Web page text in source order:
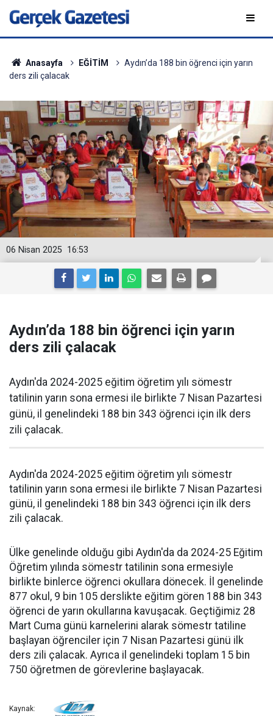
Anasayfa EĞİTİM
Aydın’da 188 bin öğrenci için yarın
ders zili çalacak
16:53
06 Nisan 2025
Aydın’da 188 bin öğrenci için yarın
ders zili çalacak
Aydın'da 2024-2025 eğitim öğretim yılı sömestr
tatilinin yarın sona ermesi ile birlikte 7 Nisan Pazartesi
günü, il genelindeki 188 bin 343 öğrenci için ilk ders
zili çalacak.
Aydın'da 2024-2025 eğitim öğretim yılı sömestr
tatilinin yarın sona ermesi ile birlikte 7 Nisan Pazartesi
günü, il genelindeki 188 bin 343 öğrenci için ilk ders
zili çalacak.
Ülke genelinde olduğu gibi Aydın'da da 2024-25 Eğitim
Öğretim yılında sömestr tatilinin sona ermesiyle
birlikte binlerce öğrenci okullara dönecek. İl genelinde
877 okul, 9 bin 105 derslikte eğitim gören 188 bin 343
öğrenci de yarın okullarına kavuşacak. Geçtiğimiz 28
Mart Cuma günü karnelerini alarak sömestr tatiline
başlayan öğrenciler için 7 Nisan Pazartesi günü ilk
ders zili çalacak. Ayrıca il genelindeki toplam 15 bin
750 öğretmen de görevlerine başlayacak.
Kaynak: